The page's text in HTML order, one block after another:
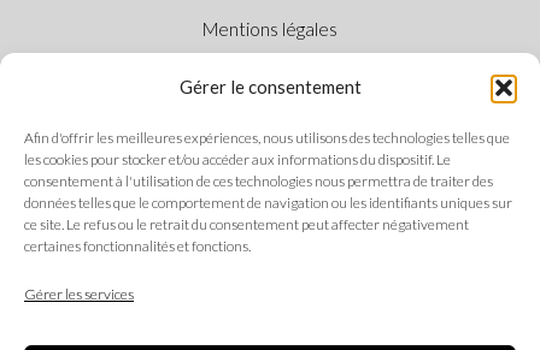
Gérer le consentement
Afin d'offrir les meilleures expériences, nous utilisons des technologies telles que
les cookies pour stocker et/ou accéder aux informations du dispositif. Le
consentement à l'utilisation de ces technologies nous permettra de traiter des
données telles que le comportement de navigation ou les identifiants uniques sur
ce site. Le refus ou le retrait du consentement peut affecter négativement
certaines fonctionnalités et fonctions.
Gérer les services
Mentions légales
Canal Éthique
SUIVEZ-NOUS